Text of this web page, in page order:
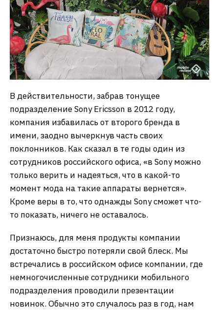
В действительности, забрав тонущее
подразделение Sony Ericsson в 2012 году,
компания избавилась от второго бренда в
имени, заодно вычеркнув часть своих
поклонников. Как сказал в те годы один из
сотрудников российского офиса, «в Sony можно
только верить и надеяться, что в какой-то
момент мода на такие аппараты вернется».
Кроме веры в то, что однажды Sony сможет что-
то показать, ничего не оставалось.
Признаюсь, для меня продукты компании
достаточно быстро потеряли свой блеск. Мы
встречались в российском офисе компании, где
немногочисленные сотрудники мобильного
подразделения проводили презентации
новинок. Обычно это случалось раз в год, нам